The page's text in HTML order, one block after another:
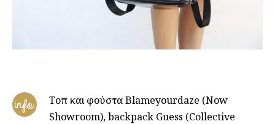
info
Τοπ και φούστα Blameyourdaze (Now
Showroom), backpack Guess (Collective